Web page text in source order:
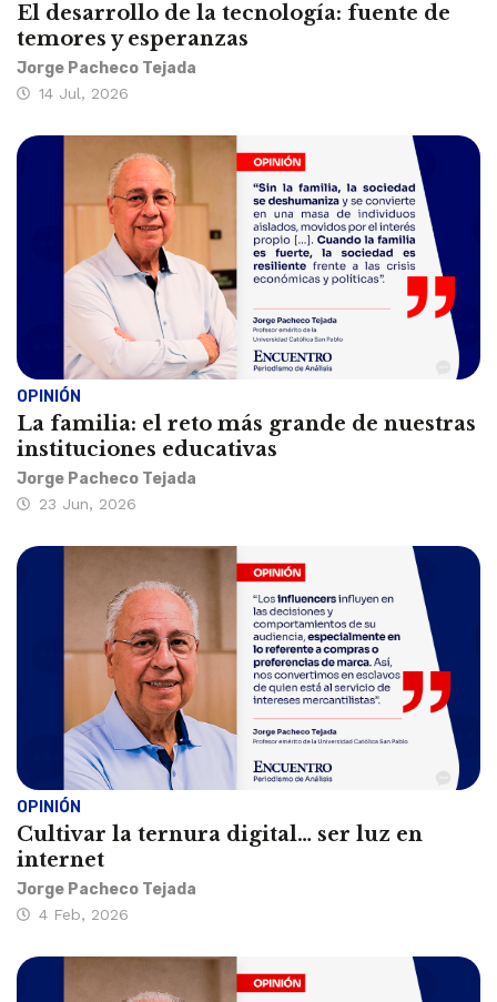
El desarrollo de la tecnología: fuente de
temores y esperanzas
Jorge Pacheco Tejada
14 Jul, 2026
OPINIÓN
La familia: el reto más grande de nuestras
instituciones educativas
Jorge Pacheco Tejada
23 Jun, 2026
OPINIÓN
Cultivar la ternura digital… ser luz en
internet
Jorge Pacheco Tejada
4 Feb, 2026